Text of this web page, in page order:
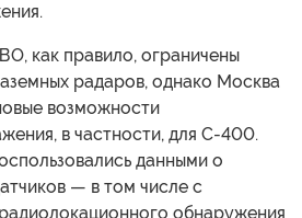
как правило, ограничены
радаров, однако Москва
возможности
в частности, для С-400.
данными о
— в том числе с
обнаружения